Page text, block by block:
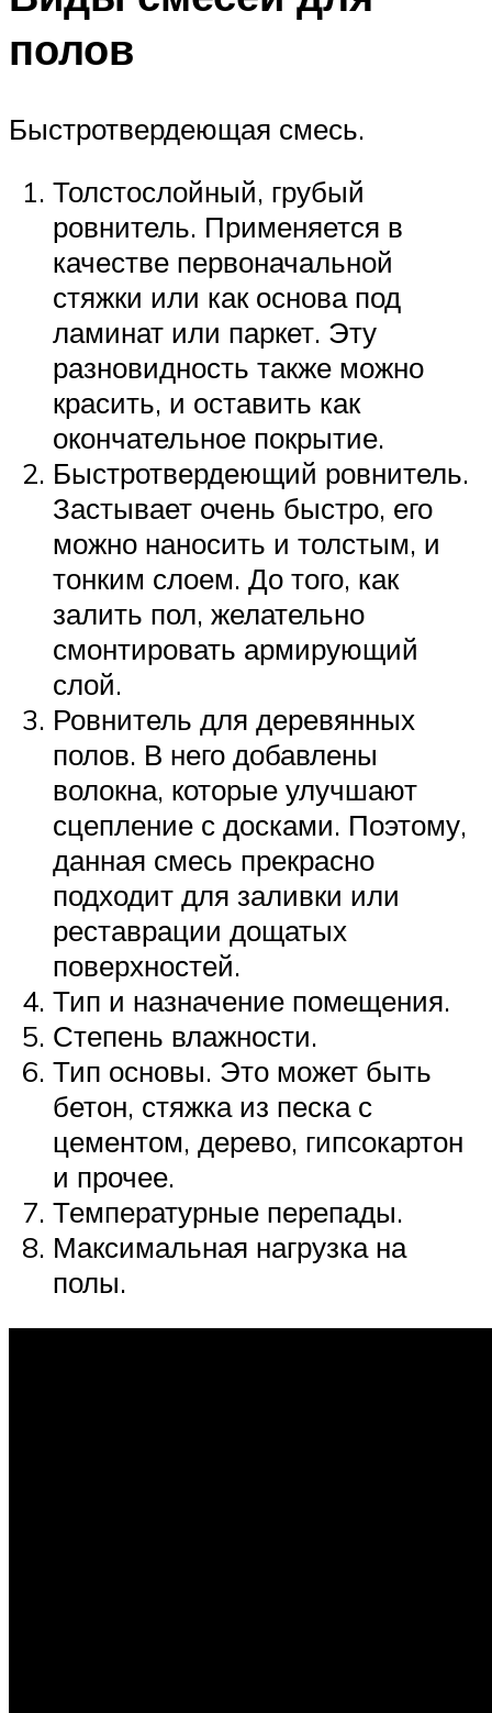
полов
Быстротвердеющая смесь.
Толстослойный, грубый
ровнитель. Применяется в
качестве первоначальной
стяжки или как основа под
ламинат или паркет. Эту
разновидность также можно
красить, и оставить как
окончательное покрытие.
Быстротвердеющий ровнитель.
Застывает очень быстро, его
можно наносить и толстым, и
тонким слоем. До того, как
залить пол, желательно
смонтировать армирующий
слой.
Ровнитель для деревянных
полов. В него добавлены
волокна, которые улучшают
сцепление с досками. Поэтому,
данная смесь прекрасно
подходит для заливки или
реставрации дощатых
поверхностей.
Тип и назначение помещения.
Степень влажности.
Тип основы. Это может быть
бетон, стяжка из песка с
цементом, дерево, гипсокартон
и прочее.
Температурные перепады.
Максимальная нагрузка на
полы.